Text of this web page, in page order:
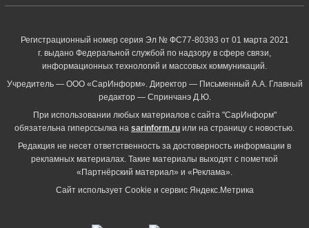
Регистрационный номер серия Эл № ФС77-80393 от 01 марта 2021
г. выдано Федеральной службой по надзору в сфере связи,
информационных технологий и массовых коммуникаций.
Учредитель — ООО «СарИнформ». Директор — Письменный А.А. Главный
редактор — Спринчанэ Д.Ю.
При использовании любых материалов с сайта "СарИнформ"
обязательна гиперссылка на sarinform.ru или на страницу с новостью.
Редакция не несет ответственность за достоверность информации в
рекламных материалах. Такие материалы выходят с пометкой
«Партнёрский материал» и «Реклама».
Сайт использует Cookie и сервиc Яндекс.Метрика